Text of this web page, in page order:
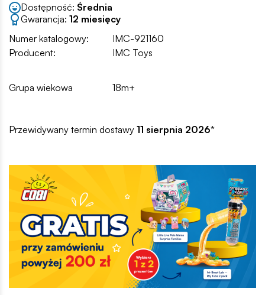
Dostępność: Średnia
Gwarancja: 12 miesięcy
Numer katalogowy:
IMC-921160
Producent:
IMC Toys
Grupa wiekowa 18m+
Przewidywany termin dostawy 11 sierpnia 2026*